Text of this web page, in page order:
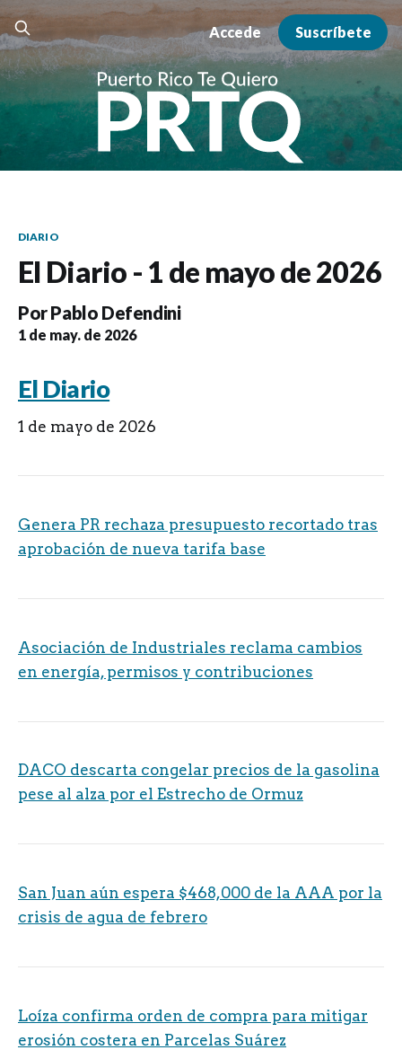
Accede Suscríbete
DIARIO
El Diario - 1 de mayo de 2026
PorPablo Defendini
1 de may. de 2026
El Diario
1 de mayo de 2026
Genera PR rechaza presupuesto recortado tras
aprobación de nueva tarifa base
Asociación de Industriales reclama cambios
en energía, permisos y contribuciones
DACO descarta congelar precios de la gasolina
pese al alza por el Estrecho de Ormuz
San Juan aún espera $468,000 de la AAA por la
crisis de agua de febrero
Loíza confirma orden de compra para mitigar
erosión costera en Parcelas Suárez